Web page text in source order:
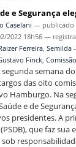
e Segurança
Caselani — publicado
2022 18h56 —
Ferreira, Semilda
Finck,
segunda semana
das oito
Hamburgo. Na
e de
presidentes. A
que faz sua